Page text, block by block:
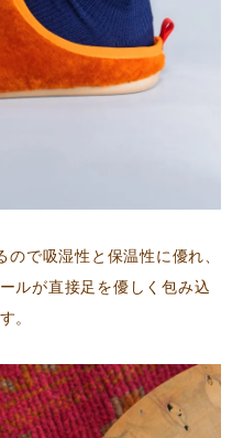
で吸湿性と保温性に優れ、
ルが直接足を優しく包み込
。